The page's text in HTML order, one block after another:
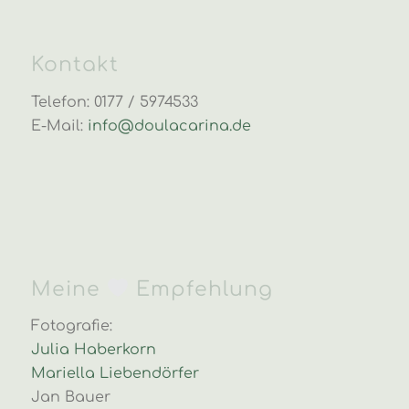
zusätzlich tolle praktisch und
nützliche Tipps geben (richtiges
Hochnehmen, Kommunikation mit
dem Baby, Pucken, Wolle-Seide-
Kleidung etc.). Wir konnten gleich in
Kontakt
Telefon: 0177 / 5974533
E-Mail: info@doulacarina.de
Meine Empfehlung
Fotografie:
Julia Haberkorn
Mariella Liebendörfer
Jan Bauer